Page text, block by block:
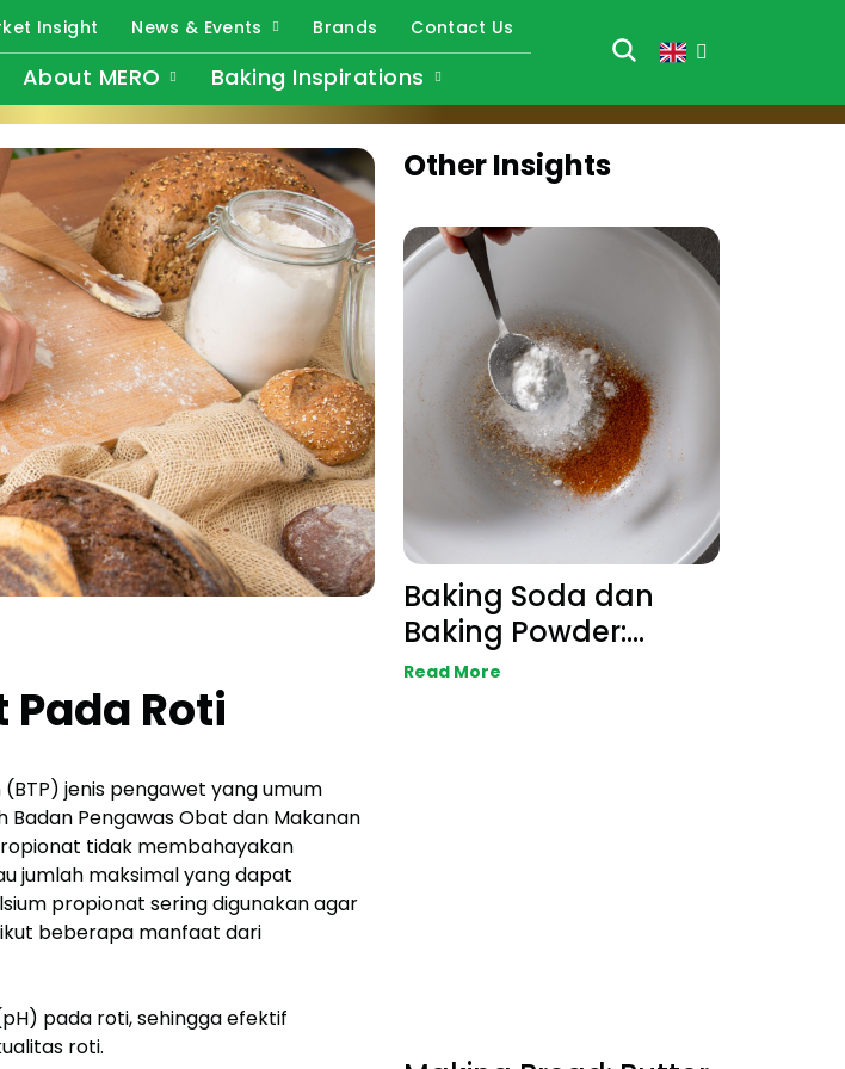
Insight News & Events Brands Contact Us
About MERO Baking Inspirations
Roti
jenis pengawet yang umum
Badan Pengawas Obat dan Makanan
tidak membahayakan
jumlah maksimal yang dapat
propionat sering digunakan agar
beberapa manfaat dari
pada roti, sehingga efektif
roti.
Other Insights
Baking Soda dan
Baking Powder:
Fungsi, Cara Kerja,
Read More